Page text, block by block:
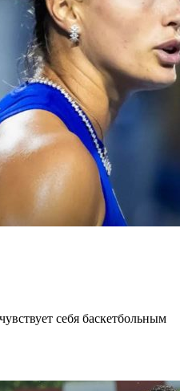
себя баскетбольным